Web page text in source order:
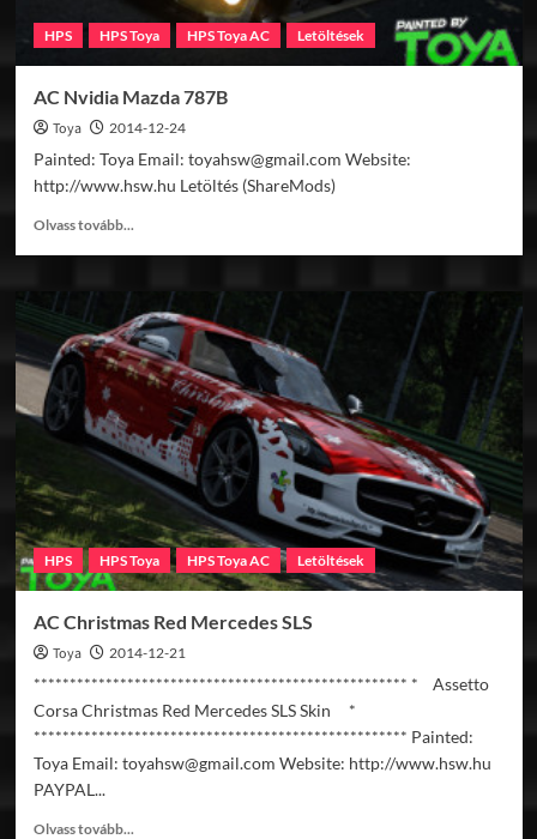
HPS HPS Toya HPS Toya AC Letöltések
AC Nvidia Mazda 787B
Toya 2014-12-24
Painted: Toya Email: toyahsw@gmail.com Website:
http://www.hsw.hu Letöltés (ShareMods)
Olvass tovább...
Nvidia
Mazda
787B
HPS HPS Toya HPS Toya AC Letöltések
AC Christmas Red Mercedes SLS
Toya 2014-12-21
**************************************************** * Assetto
Corsa Christmas Red Mercedes SLS Skin *
**************************************************** Painted:
Toya Email: toyahsw@gmail.com Website: http://www.hsw.hu
PAYPAL...
Olvass tovább...